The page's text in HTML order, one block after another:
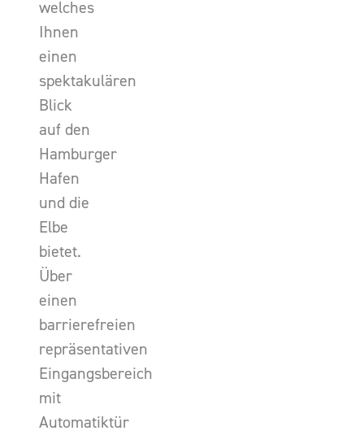
welches
Ihnen
einen
spektakulären
Blick
auf den
Hamburger
Hafen
und die
Elbe
bietet.
Über
einen
barrierefreien
repräsentativen
Eingangsbereich
mit
Automatiktür